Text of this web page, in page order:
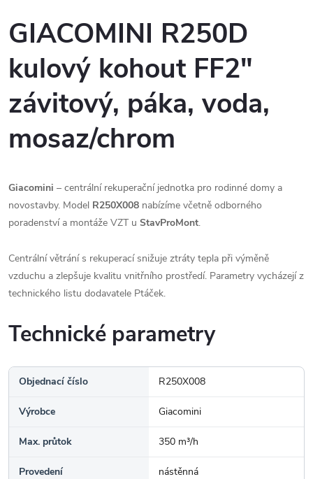
GIACOMINI R250D
kulový kohout FF2"
závitový, páka, voda,
mosaz/chrom
Giacomini – centrální rekuperační jednotka pro rodinné domy a
novostavby. Model R250X008 nabízíme včetně odborného
poradenství a montáže VZT u StavProMont.
Centrální větrání s rekuperací snižuje ztráty tepla při výměně
vzduchu a zlepšuje kvalitu vnitřního prostředí. Parametry vycházejí z
technického listu dodavatele Ptáček.
Technické parametry
Objednací číslo R250X008
Výrobce Giacomini
Max. průtok 350 m³/h
Provedení nástěnná